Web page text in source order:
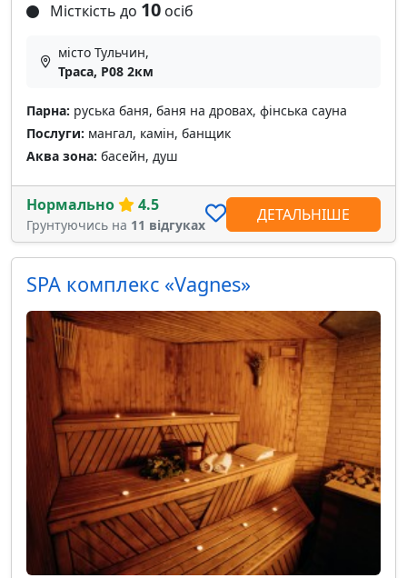
Місткість до 10 осіб
місто Тульчин,
Траса, Р08 2км
Парна: руська баня, баня на дровах, фінська сауна
Послуги: мангал, камін, банщик
Аква зона: басейн, душ
Нормально 4.5
Грунтуючись на 11 відгуках
ДЕТАЛЬНІШЕ
SPA комплекс «Vagnes»